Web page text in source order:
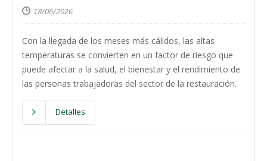
18/06/2026
Con la llegada de los meses más cálidos, las altas
temperaturas se convierten en un factor de riesgo que
puede afectar a la salud, el bienestar y el rendimiento de
las personas trabajadoras del sector de la restauración.
Detalles